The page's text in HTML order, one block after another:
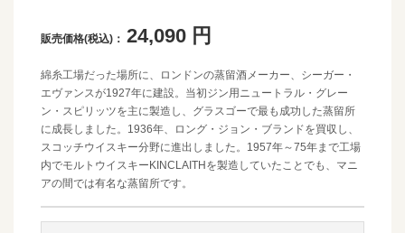
販売価格(税込)： 24,090 円
綿糸工場だった場所に、ロンドンの蒸留酒メーカー、シーガー・
エヴァンスが1927年に建設。当初ジン用ニュートラル・グレー
ン・スピリッツを主に製造し、グラスゴーで最も成功した蒸留所
に成長しました。1936年、ロング・ジョン・ブランドを買収し、
スコッチウイスキー分野に進出しました。1957年～75年まで工場
内でモルトウイスキーKINCLAITHを製造していたことでも、マニ
アの間では有名な蒸留所です。